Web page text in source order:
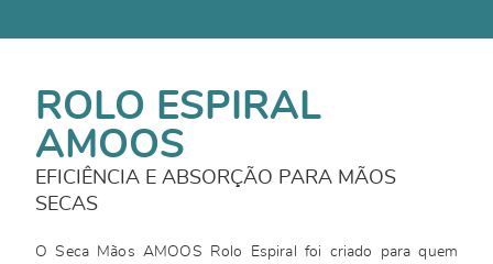
ROLO ESPIRAL
AMOOS
EFICIÊNCIA E ABSORÇÃO PARA MÃOS
SECAS
O Seca Mãos AMOOS Rolo Espiral foi criado para quem